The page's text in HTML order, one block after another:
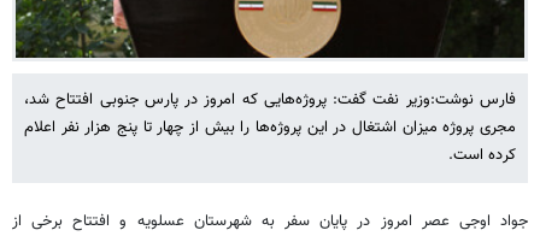
فارس نوشت:وزیر نفت گفت: پروژه‌هایی که امروز در پارس جنوبی افتتاح شد،
مجری پروژه میزان اشتغال در این پروژه‌ها را بیش از چهار تا پنج هزار نفر اعلام
کرده است.
جواد اوجی عصر امروز در پایان سفر به شهرستان عسلویه و افتتاح برخی از